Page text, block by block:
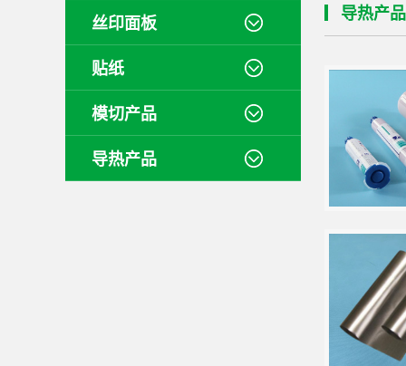
丝印面板
贴纸
模切产品
导热产品
导热产品